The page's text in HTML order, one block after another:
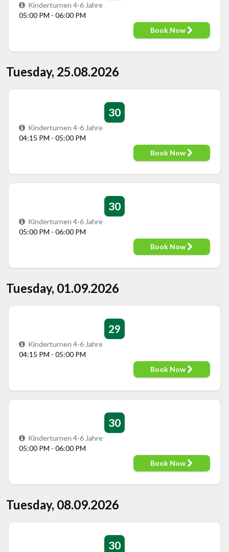
Kinderturnen 4-6 Jahre
05:00 PM - 06:00 PM
Book Now
Tuesday, 25.08.2026
30
Kinderturnen 4-6 Jahre
04:15 PM - 05:00 PM
Book Now
30
Kinderturnen 4-6 Jahre
05:00 PM - 06:00 PM
Book Now
Tuesday, 01.09.2026
29
Kinderturnen 4-6 Jahre
04:15 PM - 05:00 PM
Book Now
30
Kinderturnen 4-6 Jahre
05:00 PM - 06:00 PM
Book Now
Tuesday, 08.09.2026
30